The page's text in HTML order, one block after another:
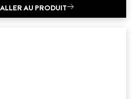
ALLER AU PRODUIT